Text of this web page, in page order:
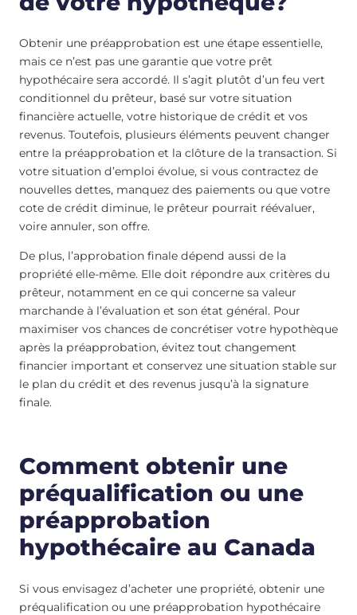
Obtenir une préapprobation est une étape essentielle,
mais ce n’est pas une garantie que votre prêt
hypothécaire sera accordé. Il s’agit plutôt d’un feu vert
conditionnel du prêteur, basé sur votre situation
financière actuelle, votre historique de crédit et vos
revenus. Toutefois, plusieurs éléments peuvent changer
entre la préapprobation et la clôture de la transaction. Si
votre situation d’emploi évolue, si vous contractez de
nouvelles dettes, manquez des paiements ou que votre
cote de crédit diminue, le prêteur pourrait réévaluer,
voire annuler, son offre.
De plus, l’approbation finale dépend aussi de la
propriété elle-même. Elle doit répondre aux critères du
prêteur, notamment en ce qui concerne sa valeur
marchande à l’évaluation et son état général. Pour
maximiser vos chances de concrétiser votre hypothèque
après la préapprobation, évitez tout changement
financier important et conservez une situation stable sur
le plan du crédit et des revenus jusqu’à la signature
finale.
Comment obtenir une
préqualification ou une
préapprobation
hypothécaire au Canada
Si vous envisagez d’acheter une propriété, obtenir une
préqualification ou une préapprobation hypothécaire